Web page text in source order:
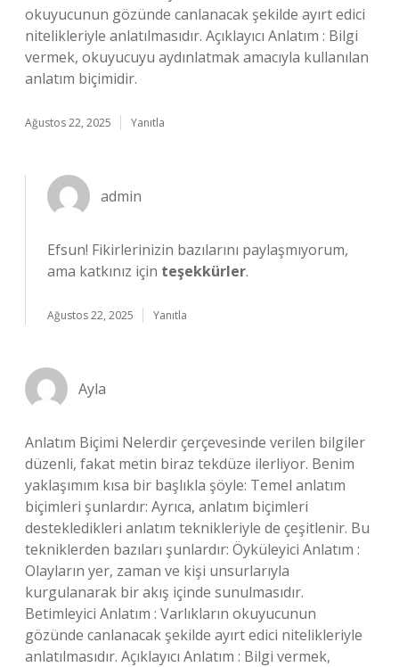
okuyucunun gözünde canlanacak şekilde ayırt edici
nitelikleriyle anlatılmasıdır. Açıklayıcı Anlatım : Bilgi
vermek, okuyucuyu aydınlatmak amacıyla kullanılan
anlatım biçimidir.
Ağustos 22, 2025 Yanıtla
admin
Efsun! Fikirlerinizin bazılarını paylaşmıyorum,
ama katkınız için teşekkürler.
Ağustos 22, 2025 Yanıtla
Ayla
Anlatım Biçimi Nelerdir çerçevesinde verilen bilgiler
düzenli, fakat metin biraz tekdüze ilerliyor. Benim
yaklaşımım kısa bir başlıkla şöyle: Temel anlatım
biçimleri şunlardır: Ayrıca, anlatım biçimleri
destekledikleri anlatım teknikleriyle de çeşitlenir. Bu
tekniklerden bazıları şunlardır: Öyküleyici Anlatım :
Olayların yer, zaman ve kişi unsurlarıyla
kurgulanarak bir akış içinde sunulmasıdır.
Betimleyici Anlatım : Varlıkların okuyucunun
gözünde canlanacak şekilde ayırt edici nitelikleriyle
anlatılmasıdır. Açıklayıcı Anlatım : Bilgi vermek,